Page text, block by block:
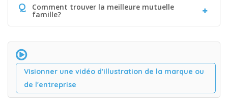
Q Comment trouver la meilleure mutuelle
famille?
Visionner une vidéo d'illustration de la marque ou
de l'entreprise